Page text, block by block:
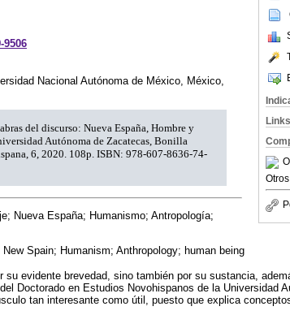
Otros
9506
Nacional Autónoma de México, México,
del discurso: Nueva España, Hombre y
Autónoma de Zacatecas, Bonilla
6, 2020. 108p. ISBN: 978-607-8636-74-
Nueva España; Humanismo; Antropología;
Spain; Humanism; Anthropology; human being
su evidente brevedad, sino también por su sustancia,
Doctorado en Estudios Novohispanos de la Universidad
tan interesante como útil, puesto que explica